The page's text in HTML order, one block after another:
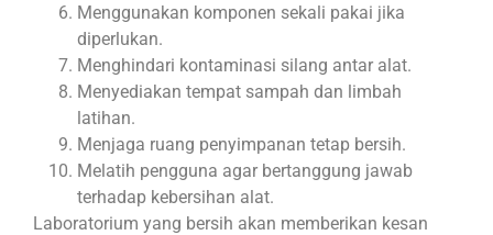
Menggunakan komponen sekali pakai jika
diperlukan.
Menghindari kontaminasi silang antar alat.
Menyediakan tempat sampah dan limbah
latihan.
Menjaga ruang penyimpanan tetap bersih.
Melatih pengguna agar bertanggung jawab
terhadap kebersihan alat.
Laboratorium yang bersih akan memberikan kesan